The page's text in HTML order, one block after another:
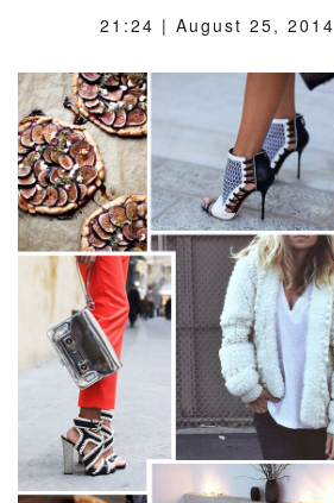
21:24 | August 25, 2014